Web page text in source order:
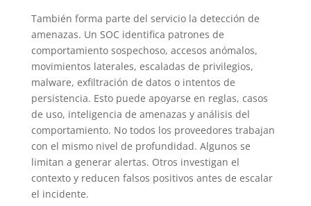
También forma parte del servicio la detección de
amenazas. Un SOC identifica patrones de
comportamiento sospechoso, accesos anómalos,
movimientos laterales, escaladas de privilegios,
malware, exfiltración de datos o intentos de
persistencia. Esto puede apoyarse en reglas, casos
de uso, inteligencia de amenazas y análisis del
comportamiento. No todos los proveedores trabajan
con el mismo nivel de profundidad. Algunos se
limitan a generar alertas. Otros investigan el
contexto y reducen falsos positivos antes de escalar
el incidente.